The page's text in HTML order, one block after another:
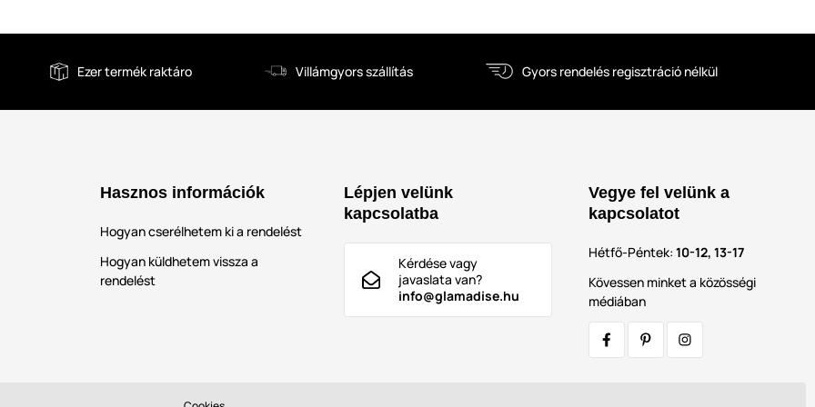
Ezer termék raktáro Villámgyors szállítás Gyors rendelés regisztráció nélkül
Hasznos információk
Hogyan cserélhetem ki a rendelést
Hogyan küldhetem vissza a
rendelést
Lépjen velünk
kapcsolatba
Kérdése vagy
javaslata van?
info@glamadise.hu
Vegye fel velünk a
kapcsolatot
Hétfő-Péntek:10-12, 13-17
Kövessen minket a közösségi
médiában